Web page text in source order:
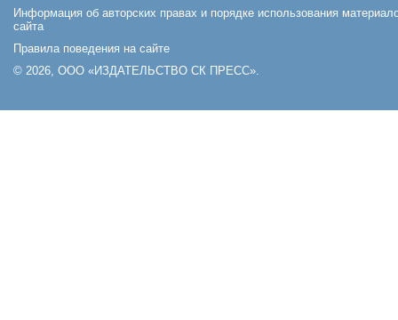
Информация об авторских правах и порядке использования
сайта
Правила поведения на сайте
© 2026, ООО «ИЗДАТЕЛЬСТВО СК ПРЕСС».